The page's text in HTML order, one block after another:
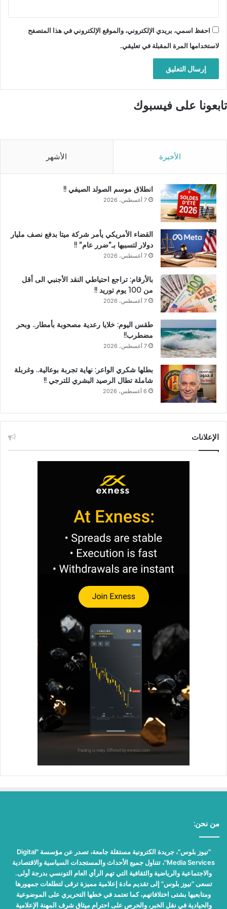
احفظ اسمي، بريدي الإلكتروني، والموقع الإلكتروني في هذا المتصفح
لاستخدامها المرة المقبلة في تعليقي.
تابعونا على فيسبوك
الأخيرة الأشهر
انطلاق موسم الصولد الصيفي !!
7 أغسطس، 2026
القضاء الأمريكي يأمر شركة ميتا بدفع نصف مليار
دولار لتسببها بـ”ضرر عام” !!
7 أغسطس، 2026
بالأرقام: تراجع احتياطي النقد الأجنبي الى أقل
من 100 يوم توريد !!
7 أغسطس، 2026
طقس اليوم: خلايا رعدية مصحوبة بأمطار.. وبحر
مضطرب!!
7 أغسطس، 2026
بطلها شكري الواعر: نهاية تجربة بوعالية.. وغربلة
شاملة تطال الرصيد البشري للترجي !!
6 أغسطس، 2026
الإعلانات
من نحن:
"نيوز بلوس"، جريدة الكترونية مستقلة جامعة، تصدر عن مؤسسة "Digital
Media Services"، تتناول جميع الأحداث والمستجدات السياسية والاقتصادية
والاجتماعية والرياضية والثقافية التي تهم الرأي العام التونسي بدرجة أولى.
تسعى "نيوز بلوس" إلى تقديم مادة إعلامية مميزة ترقى لتطلعات جمهورها
ومتابعيها بشتى اختلافاتهم، كما تعتمد في خطها التحريري على الموضوعية
والحيادية في نقل الخبر، والحرص على احترام ميثاق شرف المهنة الإعلامية